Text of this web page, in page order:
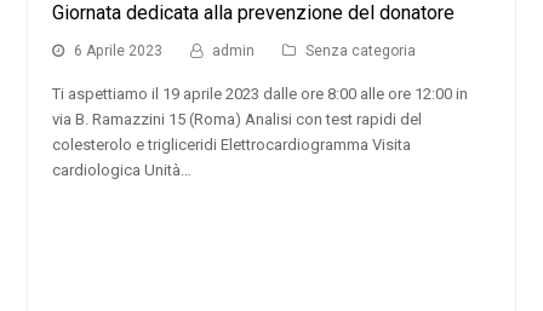
Giornata dedicata alla prevenzione del donatore
6 Aprile 2023 admin Senza categoria
Ti aspettiamo il 19 aprile 2023 dalle ore 8:00 alle ore 12:00 in
via B. Ramazzini 15 (Roma) Analisi con test rapidi del
colesterolo e trigliceridi Elettrocardiogramma Visita
cardiologica Unità…